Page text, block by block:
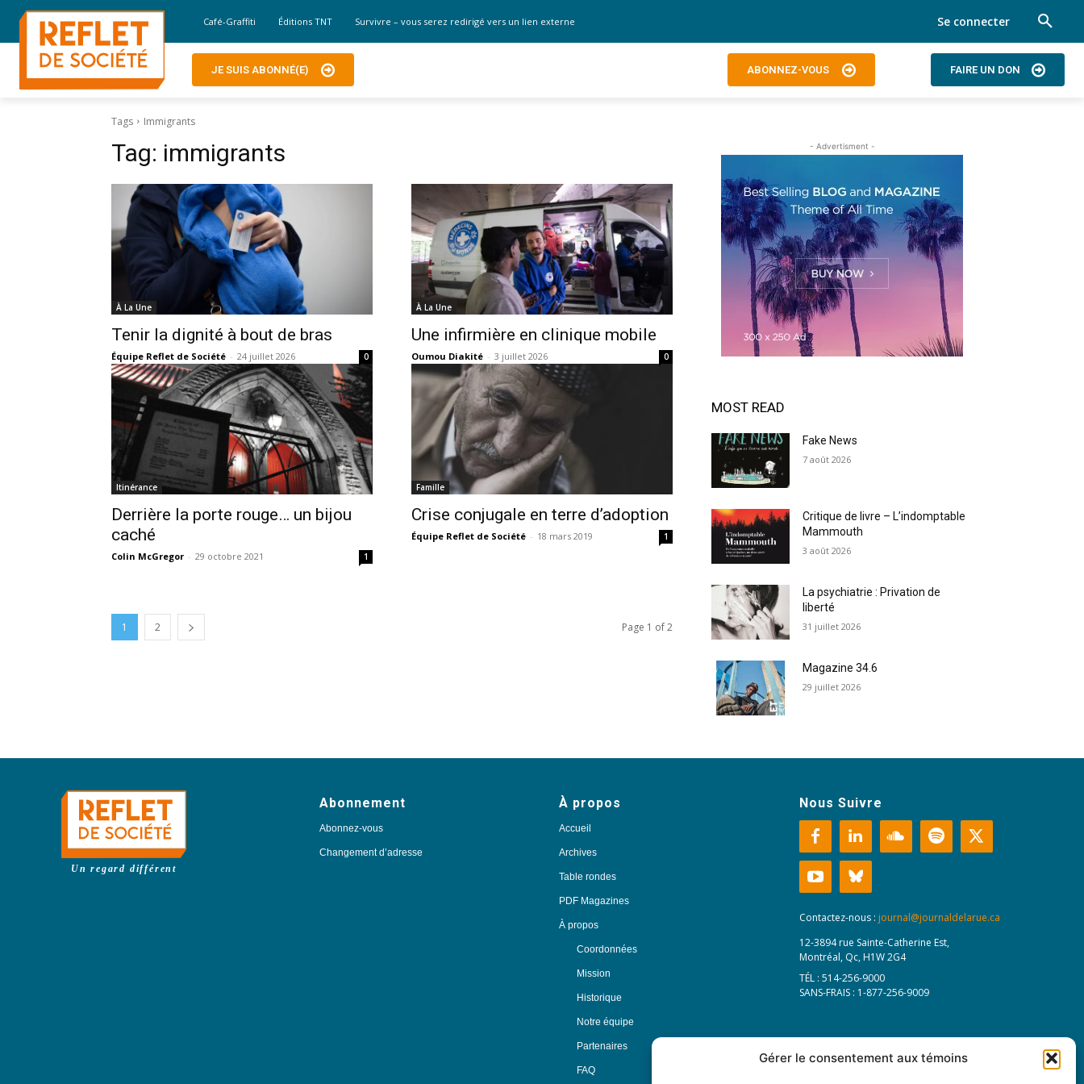
Gérer le consentement aux témoins
Café-Graffiti Éditions TNT Survivre – vous serez redirigé vers un lien externe Se connecter
JE SUIS ABONNÉ(E) ABONNEZ-VOUS FAIRE UN DON
Tags Immigrants
Tag: immigrants
À La Une
Tenir la dignité à bout de bras
Équipe Reflet de Société - 24 juillet 2026 0
À La Une
Une infirmière en clinique mobile
Oumou Diakité - 3 juillet 2026 0
Itinérance
Derrière la porte rouge… un bijou
caché
Colin McGregor - 29 octobre 2021 1
Famille
Crise conjugale en terre d’adoption
Équipe Reflet de Société - 18 mars 2019 1
1 2 Page 1 of 2
- Advertisment -
MOST READ
Fake News
7 août 2026
Critique de livre – L’indomptable
Mammouth
3 août 2026
La psychiatrie : Privation de
liberté
31 juillet 2026
Magazine 34.6
29 juillet 2026
Un regard différent
Abonnement
Abonnez-vous
Changement d’adresse
À propos
Accueil
Archives
Table rondes
PDF Magazines
À propos
Coordonnées
Mission
Historique
Notre équipe
Partenaires
FAQ
Nous Suivre
Contactez-nous : journal@journaldelarue.ca
12-3894 rue Sainte-Catherine Est,
Montréal, Qc, H1W 2G4
TÉL : 514-256-9000
SANS-FRAIS : 1-877-256-9009